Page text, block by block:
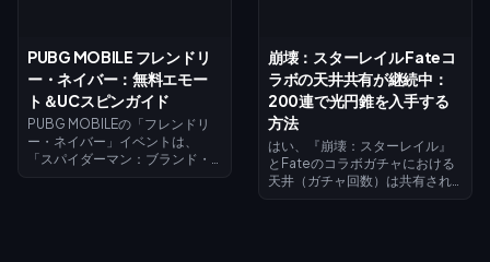
の効率的な貯め方、コードの引
き換え方法、リヴァイを実質ほ
ぼ無料で入手するための還元の
タイミングについて解説しま
す。
PUBG MOBILE フレンドリ
ー・ネイバー：無料エモー
ト＆UCスピンガイド
PUBG MOBILEの「フレンドリ
ー・ネイバー」イベントは、
「スパイダーマン：ブランド・
崩壊：スターレイル Fateコ
ラボの天井共有が継続中：
200連で光円錐を入手する
方法
はい、『崩壊：スターレイル』
とFateのコラボガチャにおける
天井（ガチャ回数）は共有され